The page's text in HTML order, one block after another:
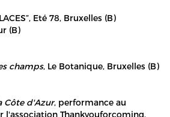
Eté 78, Bruxelles (B)
(B)
champs, Le Botanique, Bruxelles (B)
Côte d'Azur, performance au
l'association Thankyouforcoming,